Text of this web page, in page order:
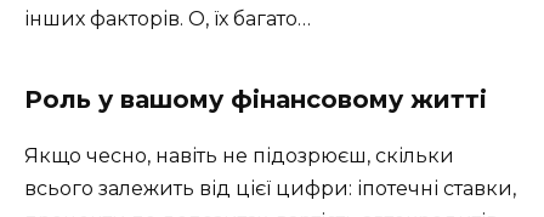
інших факторів. О, їх багато…
Роль у вашому фінансовому житті
Якщо чесно, навіть не підозрюєш, скільки
всього залежить від цієї цифри: іпотечні ставки,